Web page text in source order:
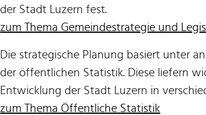
der Stadt Luzern fest.
zum Thema Gemeindestrategie und
Die strategische Planung basiert unter
der öffentlichen Statistik. Diese liefern
Entwicklung der Stadt Luzern in
zum Thema Öffentliche Statistik